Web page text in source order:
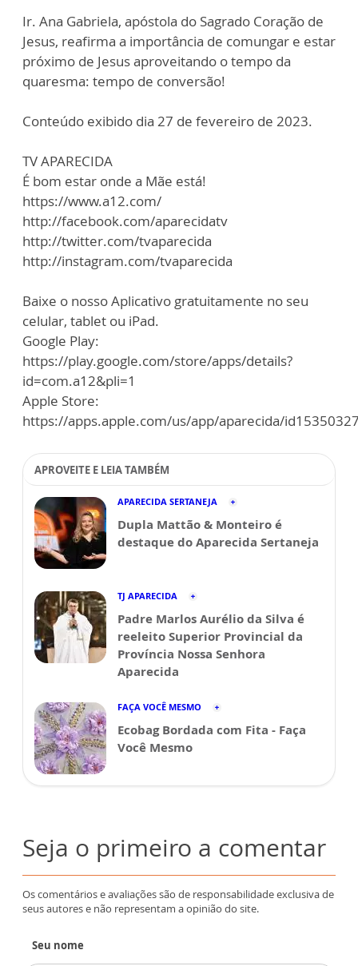
Ir. Ana Gabriela, apóstola do Sagrado Coração de
Jesus, reafirma a importância de comungar e estar
próximo de Jesus aproveitando o tempo da
quaresma: tempo de conversão!
Conteúdo exibido dia 27 de fevereiro de 2023.
TV APARECIDA
É bom estar onde a Mãe está!
https://www.a12.com/
http://facebook.com/aparecidatv
http://twitter.com/tvaparecida
http://instagram.com/tvaparecida
Baixe o nosso Aplicativo gratuitamente no seu
celular, tablet ou iPad.
Google Play:
https://play.google.com/store/apps/details?
id=com.a12&pli=1
Apple Store:
https://apps.apple.com/us/app/aparecida/
APROVEITE E LEIA TAMBÉM
APARECIDA SERTANEJA
Dupla Mattão & Monteiro é
destaque do Aparecida Sertaneja
TJ APARECIDA
Padre Marlos Aurélio da Silva é
reeleito Superior Provincial da
Província Nossa Senhora
Aparecida
FAÇA VOCÊ MESMO
Ecobag Bordada com Fita - Faça
Você Mesmo
Seja o primeiro a comentar
Os comentários e avaliações são de responsabilidade exclusiva de
seus autores e não representam a opinião do site.
Seu nome